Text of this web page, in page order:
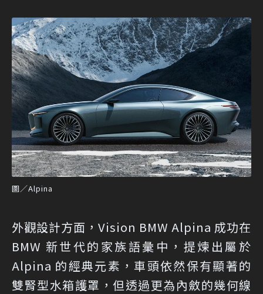
圖／Alpina
外觀設計方面，Vision BMW Alpina 成功在
BMW 新世代的家族語彙中，提煉出屬於
Alpina 的經典元素，車頭依然保有顯著的
雙腎型水箱護罩，但透過更為內斂的幾何線